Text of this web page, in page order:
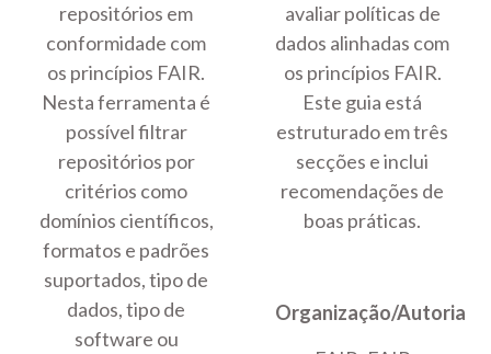
avaliar políticas de
dados alinhadas com
os princípios FAIR.
Este guia está
estruturado em três
secções e inclui
recomendações de
boas práticas.
Organização/Autoria
repositórios em
conformidade com
os princípios FAIR.
Nesta ferramenta é
possível filtrar
repositórios por
critérios como
domínios científicos,
formatos e padrões
suportados, tipo de
dados, tipo de
software ou